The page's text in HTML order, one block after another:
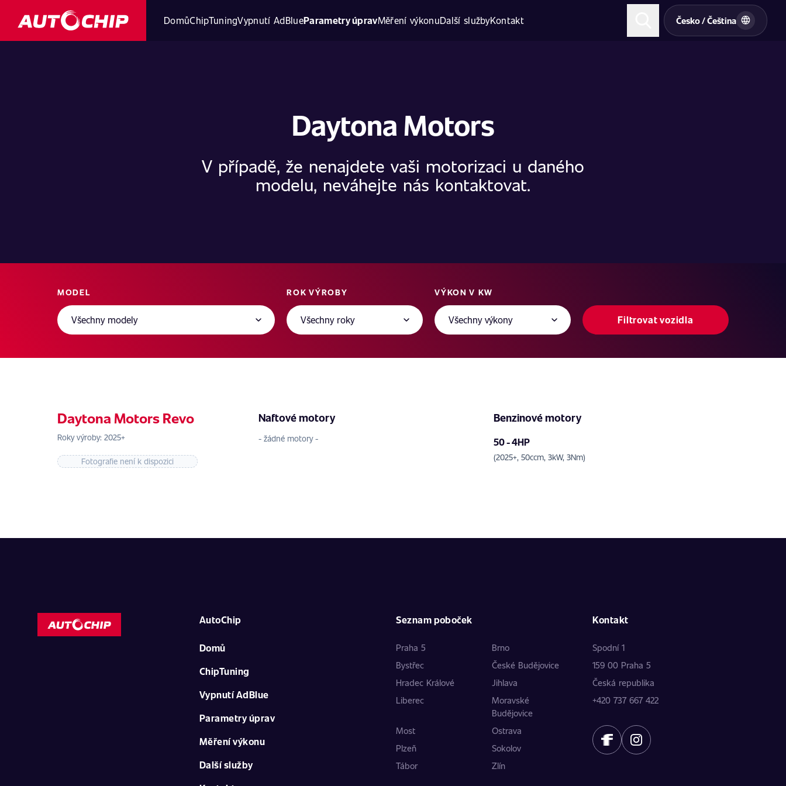
DomůChipTuningVypnutí AdBlueParametry úpravMěření výkonuDalší službyKontakt Česko / Čeština
Daytona Motors
V případě, že nenajdete vaši motorizaci u daného
modelu, neváhejte nás kontaktovat.
MODEL ROK VÝROBY VÝKON V KW
Filtrovat vozidla
Daytona Motors Revo
Roky výroby: 2025+
Fotografie není k dispozici
Naftové motory
- žádné motory -
Benzinové motory
50 - 4HP
(2025+, 50ccm, 3kW, 3Nm)
AutoChip
Domů
ChipTuning
Vypnutí AdBlue
Parametry úprav
Měření výkonu
Další služby
Seznam poboček
Praha 5
Brno
Bystřec
České Budějovice
Hradec Králové
Jihlava
Liberec
Moravské
Budějovice
Most
Ostrava
Plzeň
Sokolov
Tábor
Zlín
Kontakt
Spodní 1
159 00 Praha 5
Česká republika
+420 737 667 422